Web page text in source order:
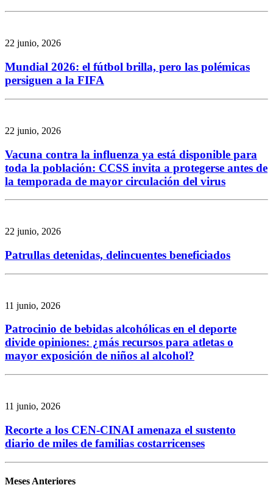
22 junio, 2026
Mundial 2026: el fútbol brilla, pero las polémicas
persiguen a la FIFA
22 junio, 2026
Vacuna contra la influenza ya está disponible para
toda la población: CCSS invita a protegerse antes de
la temporada de mayor circulación del virus
22 junio, 2026
Patrullas detenidas, delincuentes beneficiados
11 junio, 2026
Patrocinio de bebidas alcohólicas en el deporte
divide opiniones: ¿más recursos para atletas o
mayor exposición de niños al alcohol?
11 junio, 2026
Recorte a los CEN-CINAI amenaza el sustento
diario de miles de familias costarricenses
Meses Anteriores